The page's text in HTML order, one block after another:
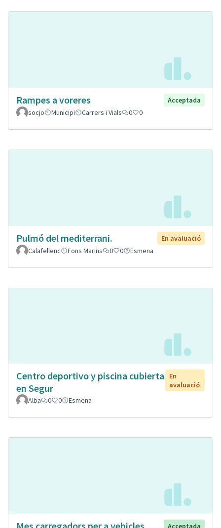
Rampes a voreres
Acceptada
socjo
Municipi Carrers i Vials 0 0
Pulmó del mediterrani.
En avaluació
Calafellenc
Fons Marins 0 0 Esmena
Centro deportivo y piscina cubierta
en Segur
En
avaluació
Alba
0 0 Esmena
Acceptada